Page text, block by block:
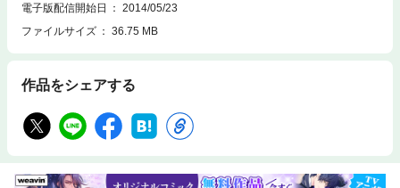
電子版配信開始日
2014/05/23
ファイルサイズ
36.75 MB
作品をシェアする